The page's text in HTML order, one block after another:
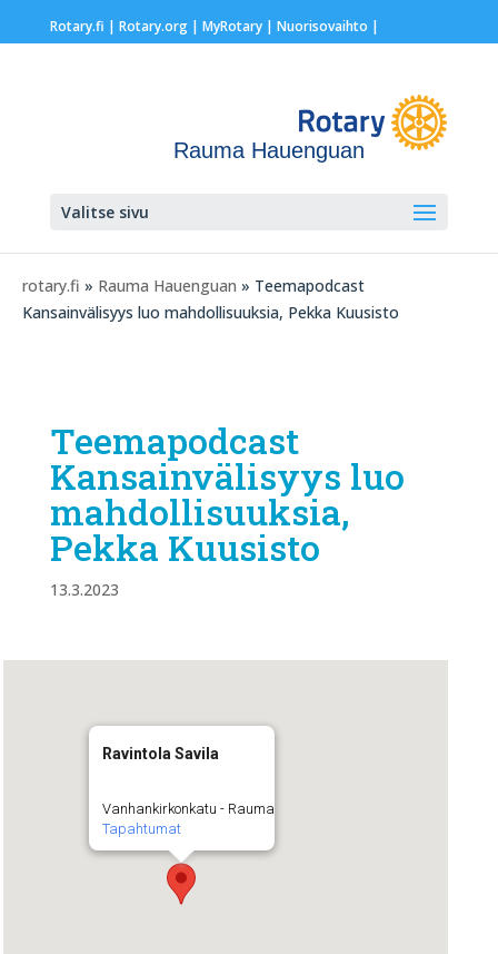
Rotary.fi | Rotary.org| MyRotary | Nuorisovaihto |
Rauma Hauenguan
Valitse sivu
rotary.fi » Rauma Hauenguan » Teemapodcast
Kansainvälisyys luo mahdollisuuksia, Pekka Kuusisto
Teemapodcast
Kansainvälisyys luo
mahdollisuuksia,
Pekka Kuusisto
13.3.2023
Ravintola Savila
Vanhankirkonkatu - Rauma
Tapahtumat